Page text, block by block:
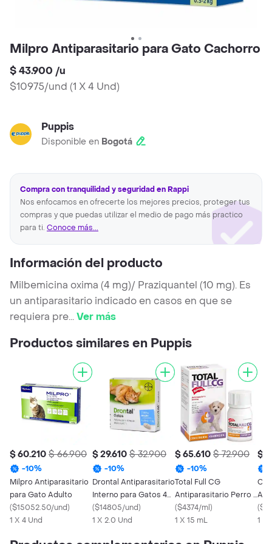
Milpro Antiparasitario para Gato Cachorro
$ 43.900 /u
$10975/und (1 X 4 Und)
Puppis
Disponible en Bogotá
Compra con tranquilidad y seguridad en Rappi
Nos enfocamos en ofrecerte los mejores precios, proteger tus
compras y que puedas utilizar el medio de pago más practico
para ti. Conoce más...
Información del producto
Milbemicina oxima (4 mg)/ Praziquantel (10 mg). Es
un antiparasitario indicado en casos en que se
requiera pre...Ver más
Productos similares en Puppis
$ 60.210 $ 66.900
-10%
Milpro Antiparasitario
para Gato Adulto
($15052.50/und)
1 X 4 Und
$ 29.610 $ 32.900
-10%
Drontal Antiparasitario
Interno para Gatos 4
Kg
($14805/und)
1 X 2.0 Und
$ 65.610 $ 72.900
-10%
Total Full CG
Antiparasitario Perro y
Gato Cachorro
($4374/ml)
1 X 15 mL
$
(
1 X